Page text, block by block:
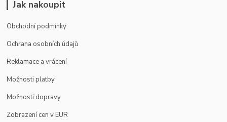
Jak nakoupit
Obchodní podmínky
Ochrana osobních údajů
Reklamace a vrácení
Možnosti platby
Možnosti dopravy
Zobrazení cen v EUR